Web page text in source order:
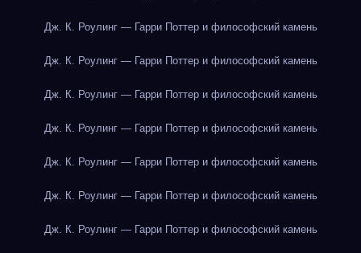
Дж. К. Роулинг — Гарри Поттер и философский камень
Дж. К. Роулинг — Гарри Поттер и философский камень
Дж. К. Роулинг — Гарри Поттер и философский камень
Дж. К. Роулинг — Гарри Поттер и философский камень
Дж. К. Роулинг — Гарри Поттер и философский камень
Дж. К. Роулинг — Гарри Поттер и философский камень
Дж. К. Роулинг — Гарри Поттер и философский камень